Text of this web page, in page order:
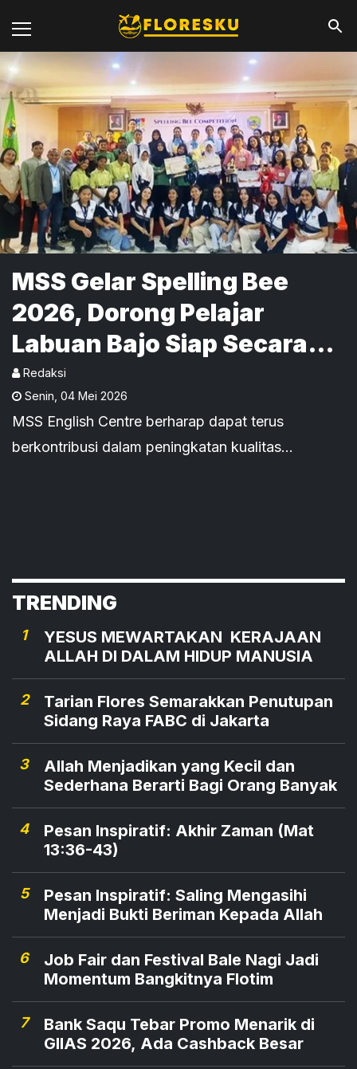
MSS Gelar Spelling Bee
2026, Dorong Pelajar
Labuan Bajo Siap Secara
Global
Redaksi
Senin 04 Mei 2026
MSS English Centre berharap dapat terus
berkontribusi dalam peningkatan kualitas
TRENDING
1
YESUS MEWARTAKAN KERAJAAN
ALLAH DI DALAM HIDUP MANUSIA
2
Tarian Flores Semarakkan Penutupan
Sidang Raya FABC di Jakarta
3
Allah Menjadikan yang Kecil dan
Sederhana Berarti Bagi Orang Banyak
4
Pesan Inspiratif: Akhir Zaman (Mat
13:36-43)
5
Pesan Inspiratif: Saling Mengasihi
Menjadi Bukti Beriman Kepada Allah
6
Job Fair dan Festival Bale Nagi Jadi
Momentum Bangkitnya Flotim
7
Bank Saqu Tebar Promo Menarik di
GIIAS 2026, Ada Cashback Besar